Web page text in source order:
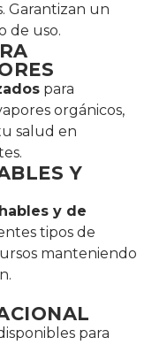
Garantizan un
de uso.
para
orgánicos,
salud en
Y
y de
tipos de
manteniendo
para